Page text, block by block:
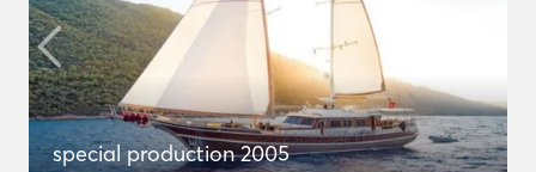
special production 2005